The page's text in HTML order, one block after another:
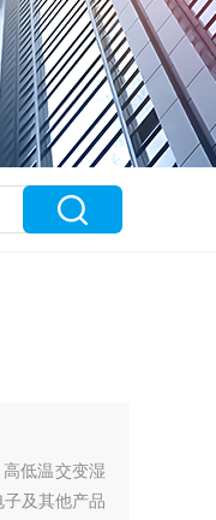
低温交变湿
及其他产品